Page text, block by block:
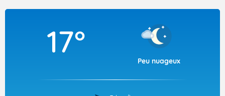
Articles
17°
Peu nuageux